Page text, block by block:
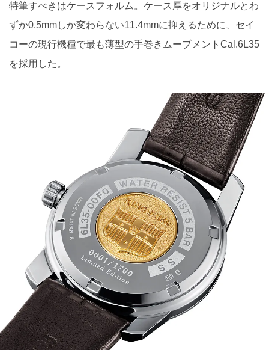
特筆すべきはケースフォルム。ケース厚をオリジナルとわ
ずか0.5mmしか変わらない11.4mmに抑えるために、セイ
コーの現行機種で最も薄型の手巻きムーブメントCal.6L35
を採用した。